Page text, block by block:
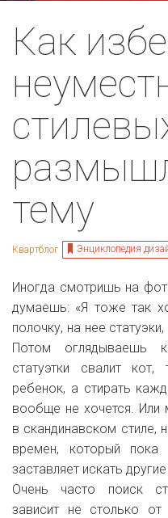
Как
тему
Квартблог Энциклопедия
Иногда смотришь на
думаешь: «Я тоже так
полочку, на нее
Потом оглядываешь
статуэтки свалит
ребенок, а стирать
вообще не хочется. Или
в скандинавском стиле,
времен, который пока
заставляет искать другие
Очень часто поиск
зависит не столько